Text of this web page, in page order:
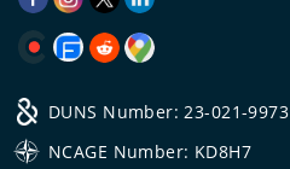
DUNS Number: 23-021-9973
NCAGE Number: KD8H7